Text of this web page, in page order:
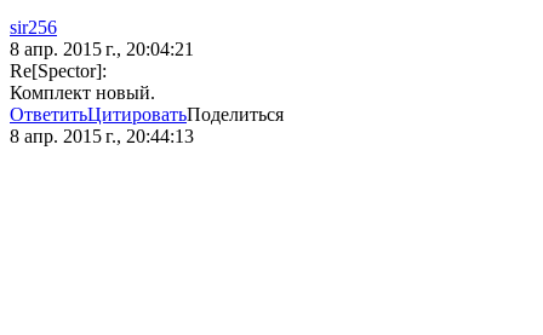
sir256
8 апр. 2015 г., 20:04:21
Re[Spector]:
Комплект новый.
ОтветитьЦитироватьПоделиться
8 апр. 2015 г., 20:44:13